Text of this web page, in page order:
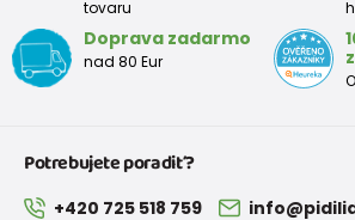
12
mesiacov
68 - 80
2 roky
tovaru
Doprava zadarmo
nad 80 Eur
Potrebujete poradiť?
+420 725 518 759